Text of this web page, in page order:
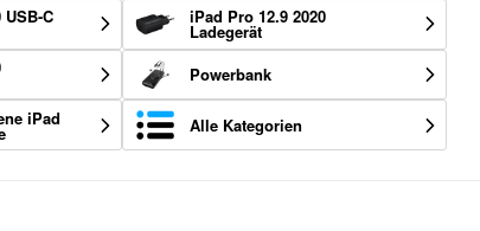
C iPad Pro 12.9 2020
Ladegerät
Powerbank
iPad Alle Kategorien